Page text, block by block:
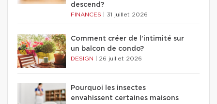
descend?
FINANCES 31 juillet 2026
Comment créer de l'intimité sur
un balcon de condo?
DESIGN 26 juillet 2026
Pourquoi les insectes
envahissent certaines maisons